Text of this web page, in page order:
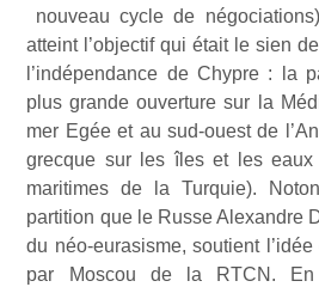
nouveau cycle de
atteint l’objectif qui était le sien
l’indépendance de Chypre : la
plus grande ouverture sur la
mer Egée et au sud-ouest de
grecque sur les îles et les
maritimes de la Turquie).
partition que le Russe Alexandre
du néo-eurasisme, soutient
par Moscou de la RTCN. En